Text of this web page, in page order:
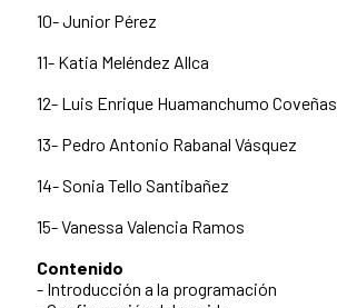
10- Junior Pérez
11- Katia Meléndez Allca
12- Luis Enrique Huamanchumo Coveñas
13- Pedro Antonio Rabanal Vásquez
14- Sonia Tello Santibañez
15- Vanessa Valencia Ramos
Contenido
- Introducción a la programación